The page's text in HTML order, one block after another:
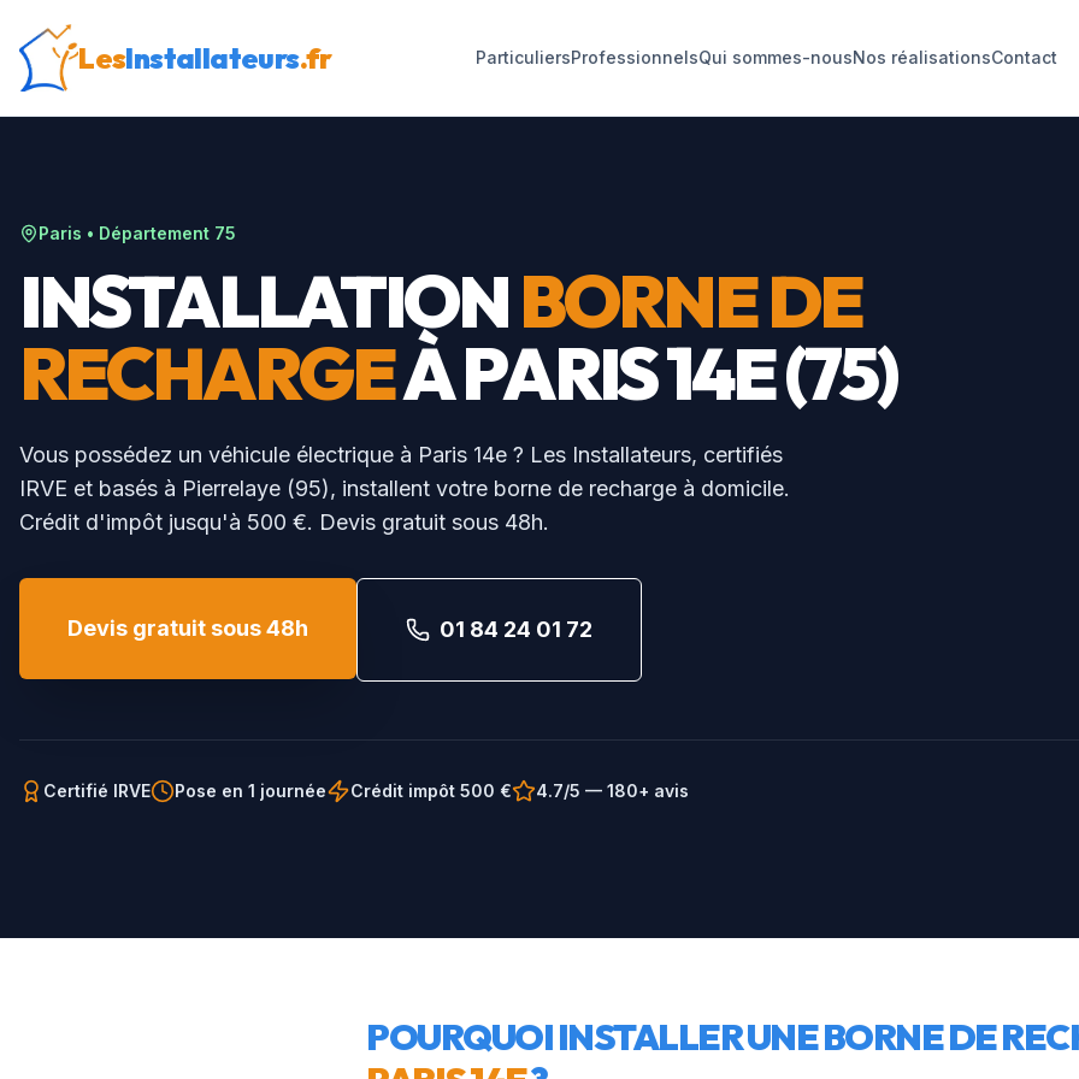
LesInstallateurs.fr ParticuliersProfessionnelsQui sommes-nousNos réalisationsContact
Paris • Département 75
INSTALLATIONBORNE DE
RECHARGEÀPARIS 14E(75)
Vous possédez un véhicule électrique à Paris 14e ? Les Installateurs, certifiés
IRVE et basés à Pierrelaye (95), installent votre borne de recharge à domicile.
Crédit d'impôt jusqu'à 500 €. Devis gratuit sous 48h.
Devis gratuit sous 48h 01 84 24 01 72
Certifié IRVE Pose en 1 journée Crédit impôt 500 € 4.7/5 — 180+ avis
POURQUOI INSTALLER UNE BORNE DE